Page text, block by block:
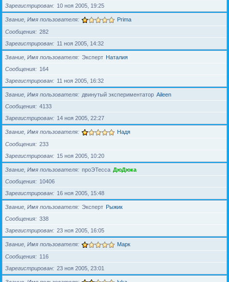
Зарегистрирован
10 ноя 2005, 19:25
Звание, Имя пользователя Prima
Сообщения
282
Зарегистрирован
11 ноя 2005, 14:32
Звание, Имя пользователя Эксперт Наталия
Сообщения
164
Зарегистрирован
11 ноя 2005, 16:32
Звание, Имя пользователя двинутый экспериментатор Aileen
Сообщения
4133
Зарегистрирован
14 ноя 2005, 22:27
Звание, Имя пользователя Надя
Сообщения
233
Зарегистрирован
15 ноя 2005, 10:20
Звание, Имя пользователя проЭТесса ДюДюка
Сообщения
10406
Зарегистрирован
16 ноя 2005, 15:48
Звание, Имя пользователя Эксперт Рыжик
Сообщения
338
Зарегистрирован
23 ноя 2005, 16:05
Звание, Имя пользователя Марк
Сообщения
116
Зарегистрирован
23 ноя 2005, 23:01